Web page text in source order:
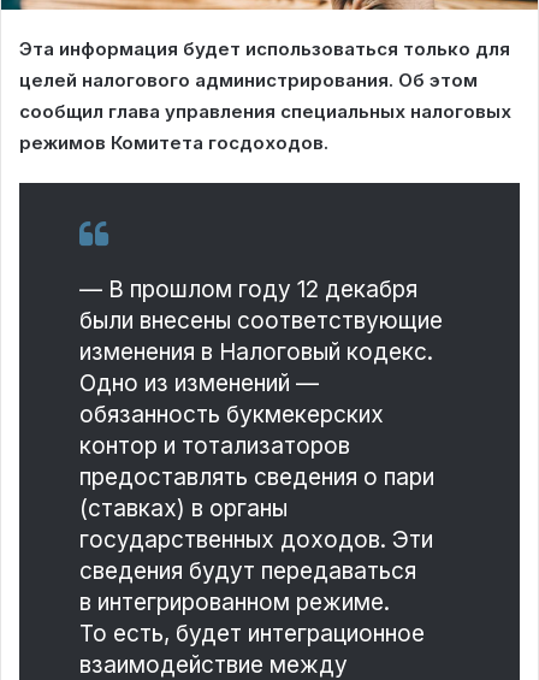
Эта информация будет использоваться только для
целей налогового администрирования. Об этом
сообщил глава управления специальных налоговых
режимов Комитета госдоходов.
— В прошлом году 12 декабря
были внесены соответствующие
изменения в Налоговый кодекс.
Одно из изменений —
обязанность букмекерских
контор и тотализаторов
предоставлять сведения о пари
(ставках) в органы
государственных доходов. Эти
сведения будут передаваться
в интегрированном режиме.
То есть, будет интеграционное
взаимодействие между